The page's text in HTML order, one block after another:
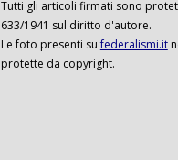
Tutti gli articoli firmati sono
633/1941 sul diritto d'autore.
Le foto presenti sufederalismi.it
protette da copyright.